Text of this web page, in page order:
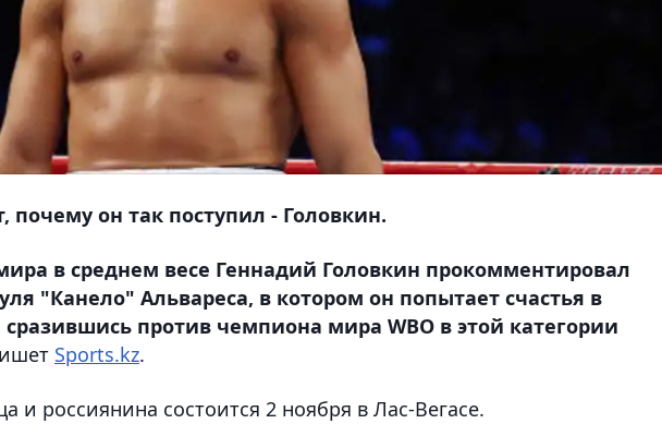
почему он так поступил - Головкин.
в среднем весе Геннадий Головкин прокомментировал
"Канело" Альвареса, в котором он попытает счастья в
против чемпиона мира WBO в этой категории
Sports.kz.
и россиянина состоится 2 ноября в Лас-Вегасе.